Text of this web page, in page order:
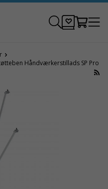
Håndværkerstillads SP Pro